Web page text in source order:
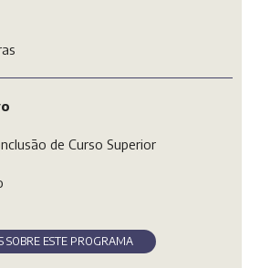
de Curso Superior
SOBRE ESTE PROGRAMA